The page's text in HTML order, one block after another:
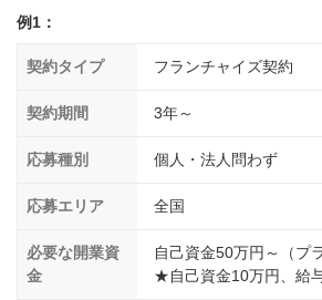
例1：
契約タイプ フランチャイズ契約
契約期間 3年～
応募種別 個人・法人問わず
応募エリア 全国
必要な開業資
金
自己資金50万円～（プ
★自己資金10万円、給